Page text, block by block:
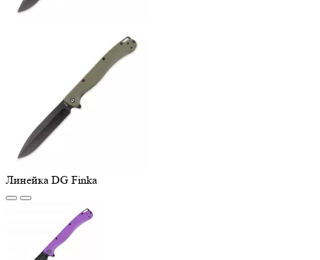
Линейка DG Finka